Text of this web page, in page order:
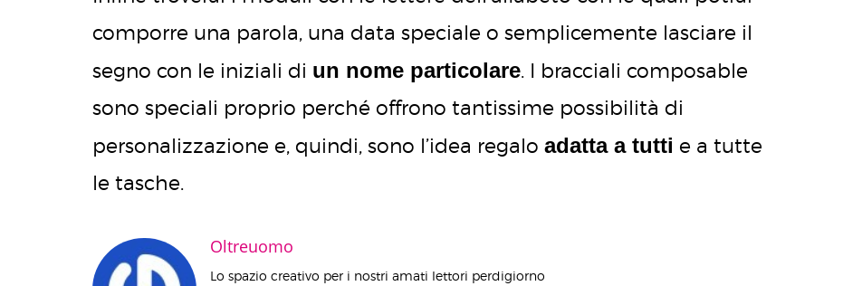
comporre una parola, una data speciale o semplicemente lasciare il
segno con le iniziali di un nome particolare. I bracciali composable
sono speciali proprio perché offrono tantissime possibilità di
personalizzazione e, quindi, sono l’idea regalo adatta a tutti e a tutte
le tasche.
Oltreuomo
Lo spazio creativo per i nostri amati lettori perdigiorno